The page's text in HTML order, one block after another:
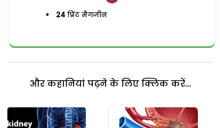
24 प्रिंट मैगजीन
और कहानियां पढ़ने के लिए क्लिक करें...